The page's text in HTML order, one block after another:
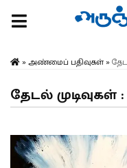
» அண்மைப் பதிவுகள்»
தேடல் முடிவுகள் :